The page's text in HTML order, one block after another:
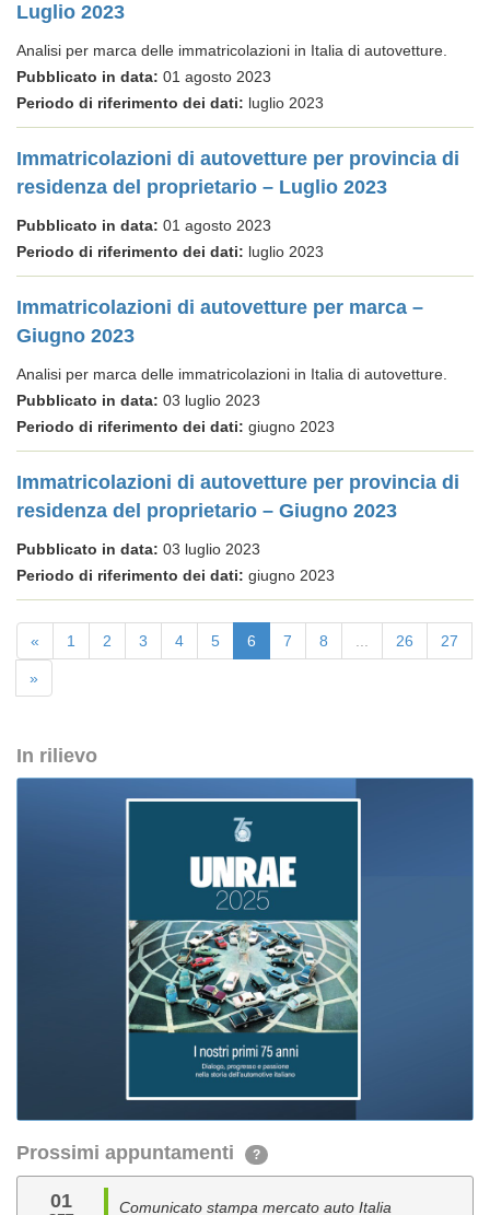
Luglio 2023
Analisi per marca delle immatricolazioni in Italia di autovetture.
Pubblicato in data: 01 agosto 2023
Periodo di riferimento dei dati: luglio 2023
Immatricolazioni di autovetture per provincia di
residenza del proprietario – Luglio 2023
Pubblicato in data: 01 agosto 2023
Periodo di riferimento dei dati: luglio 2023
Immatricolazioni di autovetture per marca –
Giugno 2023
Analisi per marca delle immatricolazioni in Italia di autovetture.
Pubblicato in data: 03 luglio 2023
Periodo di riferimento dei dati: giugno 2023
Immatricolazioni di autovetture per provincia di
residenza del proprietario – Giugno 2023
Pubblicato in data: 03 luglio 2023
Periodo di riferimento dei dati: giugno 2023
« 1 2 3 4 5 6 7 8 26 27
»
In rilievo
Prossimi appuntamenti ?
01 Comunicato stampa mercato auto Italia